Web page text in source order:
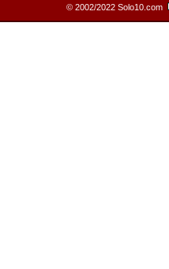
© 2002/2022 Solo10.com